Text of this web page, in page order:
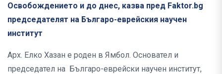
Освобождението и до днес, казва пред Faktor.bg
председателят на Българо-еврейския научен
институт
Арх. Елко Хазан е роден в Ямбол. Основател и
председател на Българо-еврейски научен институт,